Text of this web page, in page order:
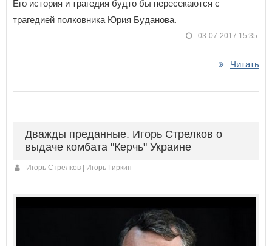
Его история и трагедия будто бы пересекаются с
трагедией полковника Юрия Буданова.
03-07-2017 15:35
Читать
Дважды преданные. Игорь Стрелков о
выдаче комбата "Керчь" Украине
Игорь Стрелков | Игорь Гиркин